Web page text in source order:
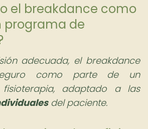
el breakdance como
programa de
adecuada, el breakdance
como parte de un
adaptado a las
del paciente.